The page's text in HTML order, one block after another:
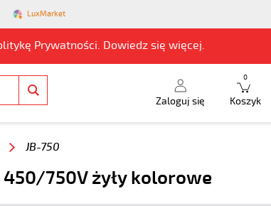
LuxMarket
Prywatności. Dowiedz się więcej.
Zaloguj się Koszyk
0
JB-750
450/750V żyły kolorowe